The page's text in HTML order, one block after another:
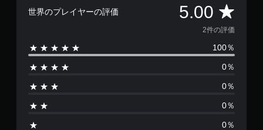
世界のプレイヤーの評価 5.00 評
価
数
は
、
2件の評価
100％
0％
0％
0％
0％